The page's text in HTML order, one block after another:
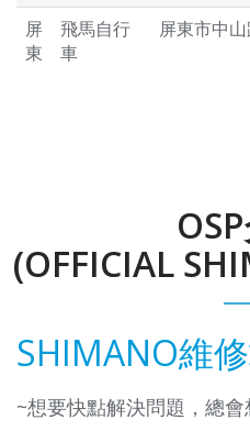
屏
東
飛馬自行
車
屏東市中
(OFFICIAL
SHIMANO維
~想要快點解決問題，總會